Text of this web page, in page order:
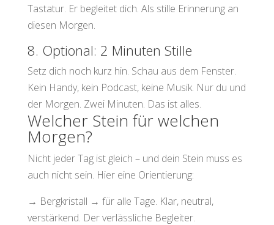
Tastatur. Er begleitet dich. Als stille Erinnerung an
diesen Morgen.
8. Optional: 2 Minuten Stille
Setz dich noch kurz hin. Schau aus dem Fenster.
Kein Handy, kein Podcast, keine Musik. Nur du und
der Morgen. Zwei Minuten. Das ist alles.
Welcher Stein für welchen
Morgen?
Nicht jeder Tag ist gleich – und dein Stein muss es
auch nicht sein. Hier eine Orientierung:
→ Bergkristall → für alle Tage. Klar, neutral,
verstärkend. Der verlässliche Begleiter.